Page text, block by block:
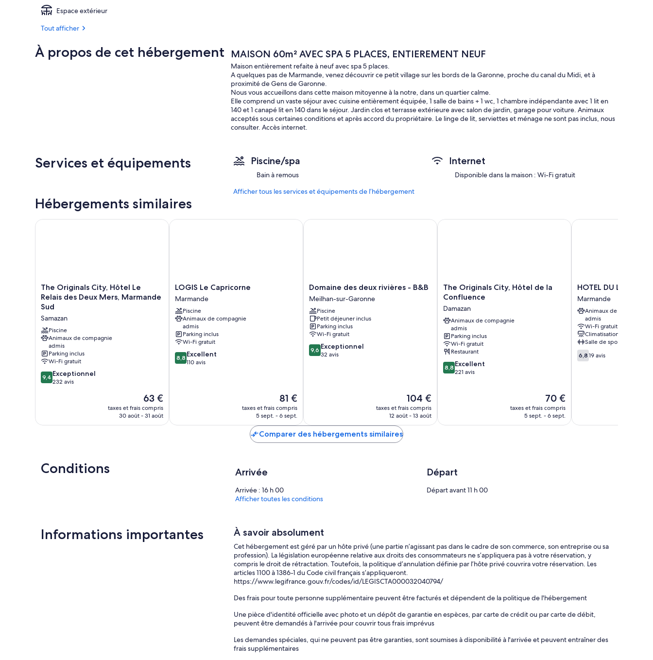
Espace extérieur
Tout afficher
À propos de cet hébergement MAISON 60m² AVEC SPA 5 PLACES, ENTIEREMENT NEUF
Maison entièrement refaite à neuf avec spa 5 places.
A quelques pas de Marmande, venez découvrir ce petit village sur les bords de la Garonne, proche du canal du Midi, et à
proximité de Gens de Garonne.
Nous vous accueillons dans cette maison mitoyenne à la notre, dans un quartier calme.
Elle comprend un vaste séjour avec cuisine entièrement équipée, 1 salle de bains + 1 wc, 1 chambre indépendante avec 1 lit en
140 et 1 canapé lit en 140 dans le séjour. Jardin clos et terrasse extérieure avec salon de jardin, garage pour voiture. Animaux
acceptés sous certaines conditions et après accord du propriétaire. Le linge de lit, serviettes et ménage ne sont pas inclus, nous
consulter. Accès internet.
Services et équipements Piscine/spa
Bain à remous
Internet
Disponible dans la maison : Wi-Fi gratuit
Afficher tous les services et équipements de l’hébergement
Hébergements similaires
The
Originals
City,
Hôtel
Le
Relais
des
Deux
Mers,
Marmande
Sud
Samazan
The Originals City, Hôtel Le
Relais des Deux Mers, Marmande
Sud
Samazan
Piscine
Animaux de compagnie
admis
Parking inclus
Wi-Fi gratuit
9.4
sur
9,4 Exceptionnel
232 avis
Le
nouveau
prix
63 €
taxes et frais compris
30 août - 31 août
The Originals City, Hôtel Le Relais des Deux Mers, Marmande Sud
LOGIS
Le
Capricorne
Marmande
LOGIS Le Capricorne
Marmande
Piscine
Animaux de compagnie
admis
Parking inclus
Wi-Fi gratuit
8.8
sur
8,8 Excellent
110 avis
Le
nouveau
prix
de
81 €
taxes et frais compris
5 sept. - 6 sept.
LOGIS Le Capricorne
Domaine
des
deux
rivières
-
B&B
Meilhan-
sur-
Garonne
Domaine des deux rivières - B&B
Meilhan-sur-Garonne
Piscine
Petit déjeuner inclus
Parking inclus
Wi-Fi gratuit
9.6
sur
9,6 Exceptionnel
32 avis
Le
nouveau
prix
104 €
taxes et frais compris
12 août - 13 août
Domaine des deux rivières - B&B
The
Originals
Hôtel
de
Confluence
Damazan
The Originals City, Hôtel de la
Confluence
Damazan
Animaux de compagnie
admis
Parking inclus
Wi-Fi gratuit
Restaurant
8.8
sur
8,8 Excellent
221 avis
Le
nouveau
prix
70 €
taxes et frais compris
5 sept. - 6 sept.
The Originals City, Hôtel de la Confluence
HOTEL
DU
LION
D
OR
Marmande
HOTEL DU LION D
Marmande
Animaux de compagnie
admis
Wi-Fi gratuit
Climatisation
Salle de sport
6.8
sur
6,8 19 avis
HOTEL DU LION D OR
Comparer des hébergements similaires
Conditions Arrivée
Arrivée : 16 h 00
Départ
Départ avant 11 h 00
Afficher toutes les conditions
Informations importantes À savoir absolument
Cet hébergement est géré par un hôte privé (une partie n’agissant pas dans le cadre de son commerce, son entreprise ou sa
profession). La législation européenne relative aux droits des consommateurs ne s’appliquera pas à votre réservation, y
compris le droit de rétractation. Toutefois, la politique d’annulation définie par l’hôte privé couvrira votre réservation. Les
articles 1100 à 1386-1 du Code civil français s’appliqueront.
https://www.legifrance.gouv.fr/codes/id/LEGISCTA000032040794/
Des frais pour toute personne supplémentaire peuvent être facturés et dépendent de la politique de l'hébergement
Une pièce d'identité officielle avec photo et un dépôt de garantie en espèces, par carte de crédit ou par carte de débit,
peuvent être demandés à l'arrivée pour couvrir tous frais imprévus
Les demandes spéciales, qui ne peuvent pas être garanties, sont soumises à disponibilité à l'arrivée et peuvent entraîner des
frais supplémentaires